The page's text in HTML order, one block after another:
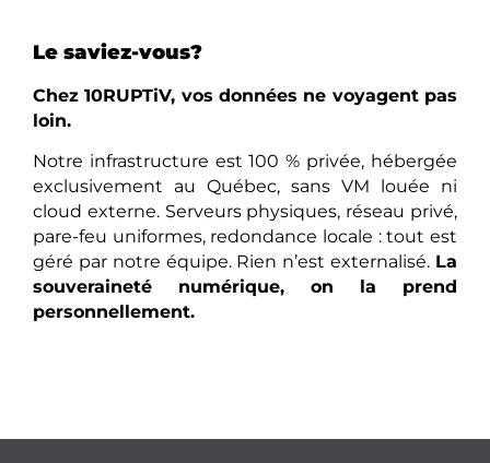
Le saviez-vous?
Chez 10RUPTiV, vos données ne voyagent pas
loin.
Notre infrastructure est 100 % privée, hébergée
exclusivement au Québec, sans VM louée ni
cloud externe. Serveurs physiques, réseau privé,
pare-feu uniformes, redondance locale : tout est
géré par notre équipe. Rien n’est externalisé. La
souveraineté numérique, on la prend
personnellement.